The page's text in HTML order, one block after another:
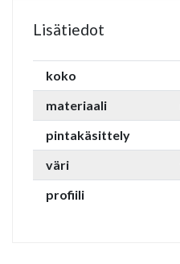
Lisätiedot
koko
materiaali
pintakäsittely
väri
profiili